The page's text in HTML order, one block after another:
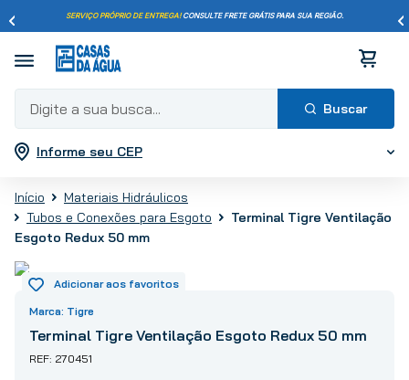
SERVIÇO PRÓPRIO DE ENTREGA!CONSULTE FRETE GRÁTIS PARA SUA REGIÃO.
Digite a sua busca...
Informe seu CEP
Materiais Hidráulicos
Tubos e Conexões para Esgoto
Terminal Tigre Ventilação
Esgoto Redux 50 mm
Tigre
Terminal Tigre Ventilação Esgoto Redux 50 mm
270451
Termos mais buscados
2
porcelanato
3º
piso
5
º
vaso sanitário
6º
torneira
7º
chuveiro
8º
cimento